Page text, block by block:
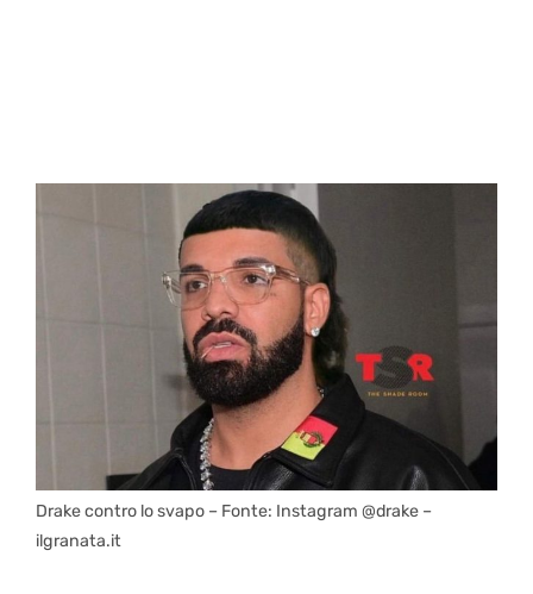
Drake contro lo svapo – Fonte: Instagram @drake –
ilgranata.it